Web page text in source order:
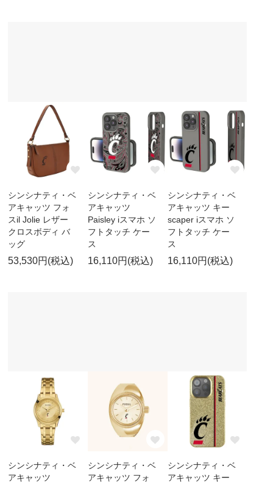
シンシナティ・ベ
アキャッツ フォ
スil Jolie レザー
クロスボディ バ
ッグ
53,530円(税込)
シンシナティ・ベ
アキャッツ
Paisley iスマホ ソ
フトタッチ ケー
ス
16,110円(税込)
シンシナティ・ベ
アキャッツ キー
scaper iスマホ ソ
フトタッチ ケー
ス
16,110円(税込)
シンシナティ・ベ
アキャッツ
シンシナティ・ベ
アキャッツ フォ
シンシナティ・ベ
アキャッツ キー